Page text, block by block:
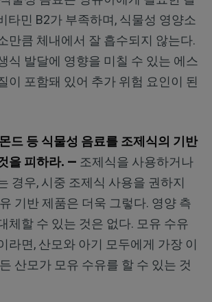
타민 B2가 부족하며, 식물성 영양소
만큼 체내에서 잘 흡수되지 않는다.
식 발달에 영향을 미칠 수 있는 에스
이 포함돼 있어 추가 위험 요인이 된
드 등 식물성 음료를 조제식의 기반
을 피하라. — 조제식을 사용하거나
경우, 시중 조제식 사용을 권하지
기반 제품은 더욱 그렇다. 영양 측
체할 수 있는 것은 없다. 모유 수유
라면, 산모와 아기 모두에게 가장 이
산모가 모유 수유를 할 수 있는 것